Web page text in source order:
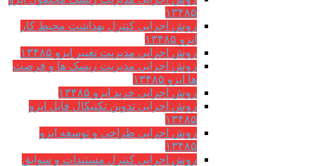
۱۳۴۸۵
روش اجرایی کنترل بهداشت محیط کار
روش اجرایی مدیریت تغییر ایزو ۱۳۴۸۵
روش اجرایی مدیریت ریسک ها و فرصت
ها ایزو ۱۳۴۸۵
روش اجرایی خرید ایزو ۱۳۴۸۵
روش اجرایی تدوین تکنیکال فایل ایزو
۱۳۴۸۵
روش اجرایی طراحی و توسعه ایزو
۱۳۴۸۵
روش اجرایی کنترل مستندات و سوابق